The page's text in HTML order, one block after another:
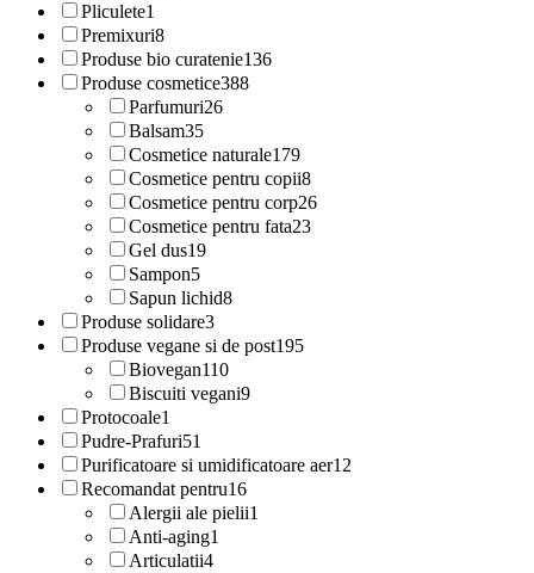
Pliculete1
Premixuri8
Produse bio curatenie136
Produse cosmetice388
Parfumuri26
Balsam35
Cosmetice naturale179
Cosmetice pentru copii8
Cosmetice pentru corp26
Cosmetice pentru fata23
Gel dus19
Sampon5
Sapun lichid8
Produse solidare3
Produse vegane si de post195
Biovegan110
Biscuiti vegani9
Protocoale1
Pudre-Prafuri51
Purificatoare si umidificatoare aer12
Recomandat pentru16
Alergii ale pielii1
Anti-aging1
Articulatii4